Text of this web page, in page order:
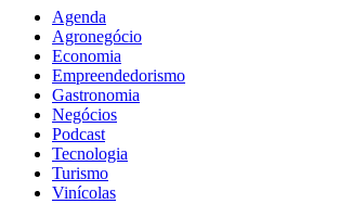
Agenda
Agronegócio
Economia
Empreendedorismo
Gastronomia
Negócios
Podcast
Tecnologia
Turismo
Vinícolas